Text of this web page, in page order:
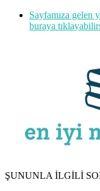
Sayfamıza gelen
buraya
ŞUNUNLA İLGİLİ